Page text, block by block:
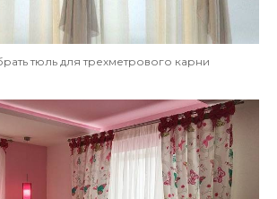
тюль для трехметрового карни